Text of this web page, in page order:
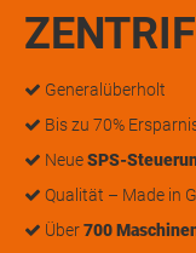
Generalüberholt
Bis zu 70%
NeueSPS-
Qualität – Made in
Über700